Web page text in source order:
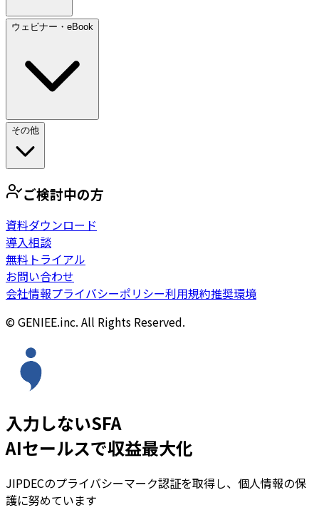
ウェビナー・eBook
その他
ご検討中の方
資料ダウンロード
導入相談
無料トライアル
お問い合わせ
会社情報プライバシーポリシー利用規約推奨環境
© GENIEE.inc. All Rights Reserved.
入力しないSFA
AIセールスで収益最大化
JIPDECのプライバシーマーク認証を取得し、個人情報の保
護に努めています